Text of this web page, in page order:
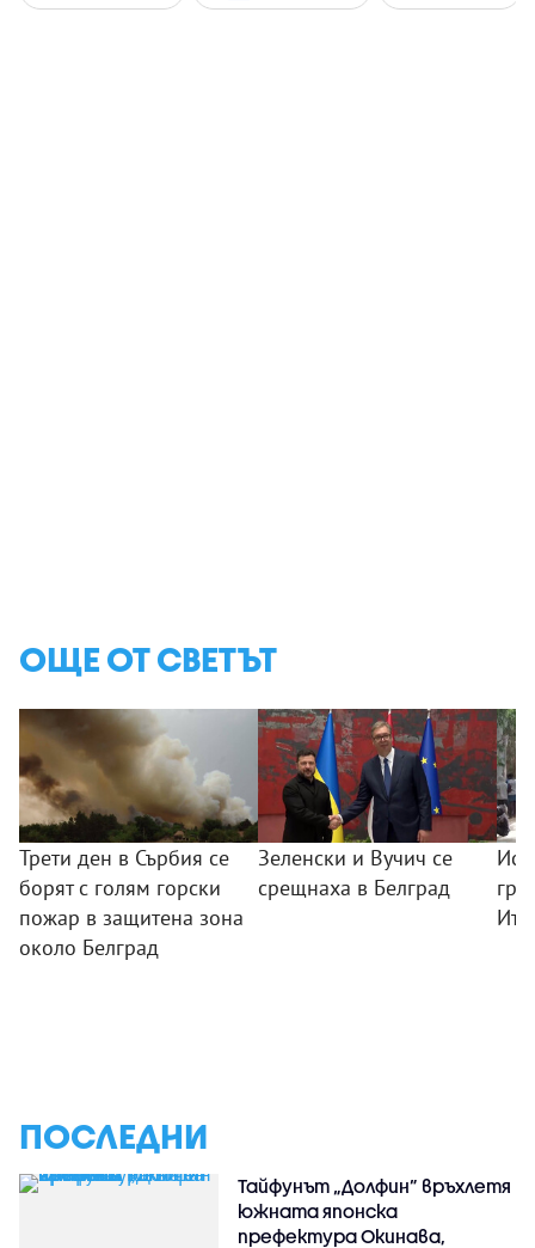
ОЩЕ ОТ СВЕТЪТ
Трети ден в Сърбия се
борят с голям горски
пожар в защитена зона
около Белград
Зеленски и Вучич се
срещнаха в Белград
ПОСЛЕДНИ
Тайфунът „Долфин” връхлетя
южната японска
префектура Окинава,